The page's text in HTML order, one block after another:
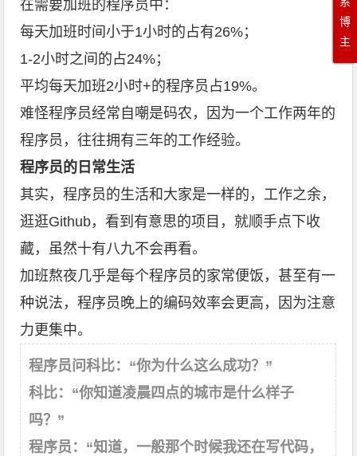
在需要加班的程序员中：
每天加班时间小于1小时的占有26%；
1-2小时之间的占24%；
平均每天加班2小时+的程序员占19%。
难怪程序员经常自嘲是码农，因为一个工作两年的
程序员，往往拥有三年的工作经验。
程序员的日常生活
其实，程序员的生活和大家是一样的，工作之余，
逛逛Github，看到有意思的项目，就顺手点下收
藏，虽然十有八九不会再看。
加班熬夜几乎是每个程序员的家常便饭，甚至有一
种说法，程序员晚上的编码效率会更高，因为注意
力更集中。
程序员问科比： “你为什么这么成功？ ”
科比： “你知道凌晨四点的城市是什么样子
吗？ ”
程序员： “知道，一般那个时候我还在写代码，
博
主